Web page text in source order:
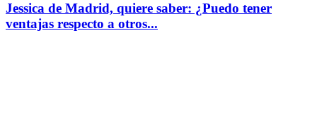
Jessica de Madrid, quiere saber: ¿Puedo tener
ventajas respecto a otros...